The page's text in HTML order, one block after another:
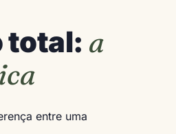
total: a
entre uma